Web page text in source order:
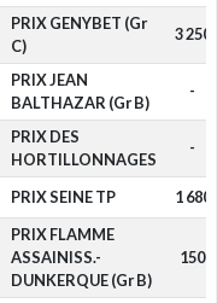
PRIX GENYBET (Gr
C)
3 250
PRIX JEAN
BALTHAZAR (Gr B)
-
PRIX DES
HORTILLONNAGES
-
PRIX SEINE TP 1 680
PRIX FLAMME
ASSAINISS.-
DUNKERQUE (Gr B)
150